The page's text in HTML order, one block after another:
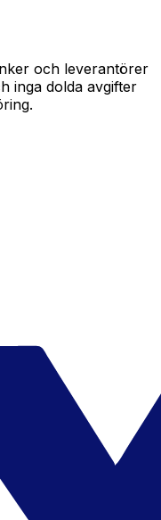
och leverantörer
inga dolda avgifter